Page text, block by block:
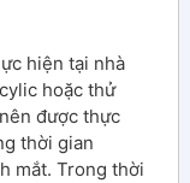
hiện tại nhà
hoặc thử
được thực
thời gian
mắt. Trong thời